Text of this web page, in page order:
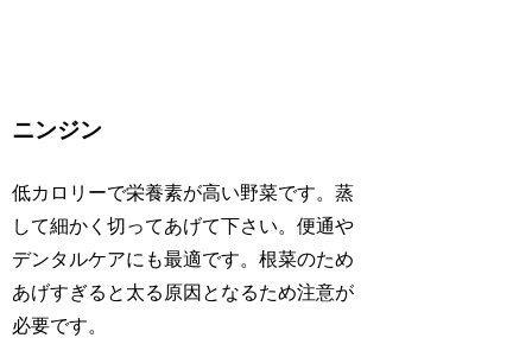
ニンジン
低カロリーで栄養素が高い野菜です。蒸
して細かく切ってあげて下さい。便通や
デンタルケアにも最適です。根菜のため
あげすぎると太る原因となるため注意が
必要です。